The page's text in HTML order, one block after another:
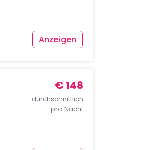
Anzeigen
€ 148
durchschnittlich
pro Nacht